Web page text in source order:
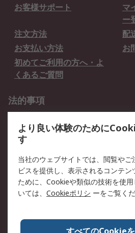
お客様サポート
マ
ー
注文方法
配
お支払い方法
お
初めてご利用の方へ・よ
くあるご質問
法的事項
クッキーポリシー
RSについて
会社概要
採
プレスリリース＆お知ら
コ
全世界のRS
より良い体験のために
す
当社のウェブサイトでは、閲覧や
ビスを提供し、表示されるコンテ
ために、Cookieや類似の技術を使
いては、 Cookieポリシ ーをご覧くだ